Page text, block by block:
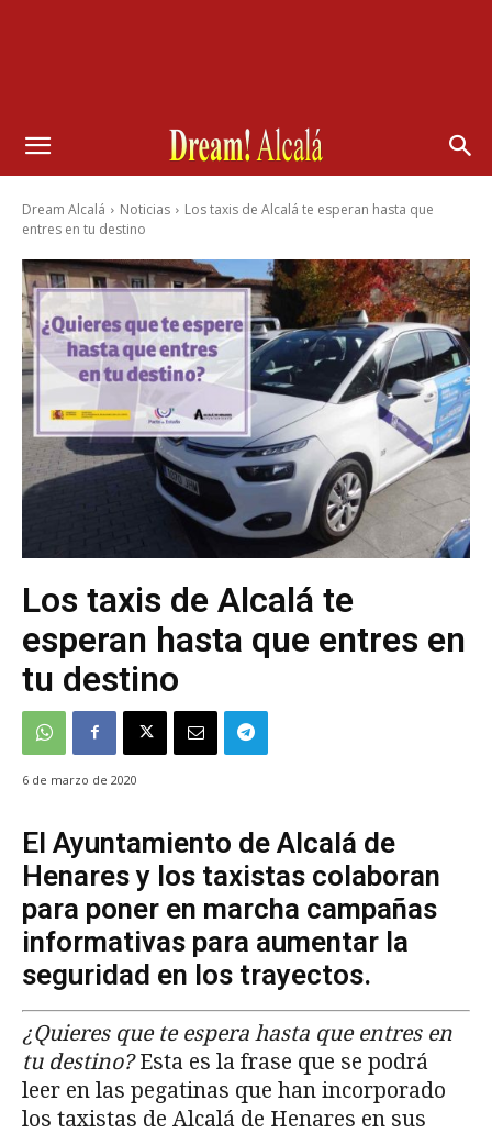
Dream Alcalá Noticias
Los taxis de Alcalá te esperan hasta que
entres en tu destino
Los taxis de Alcalá te
esperan hasta que entres en
tu destino
6 de marzo de 2020
El Ayuntamiento de Alcalá de
Henares y los taxistas colaboran
para poner en marcha campañas
informativas para aumentar la
seguridad en los trayectos.
¿Quieres que te espera hasta que entres en
tu destino?Esta es la frase que se podrá
leer en las pegatinas que han incorporado
los taxistas de Alcalá de Henares en sus